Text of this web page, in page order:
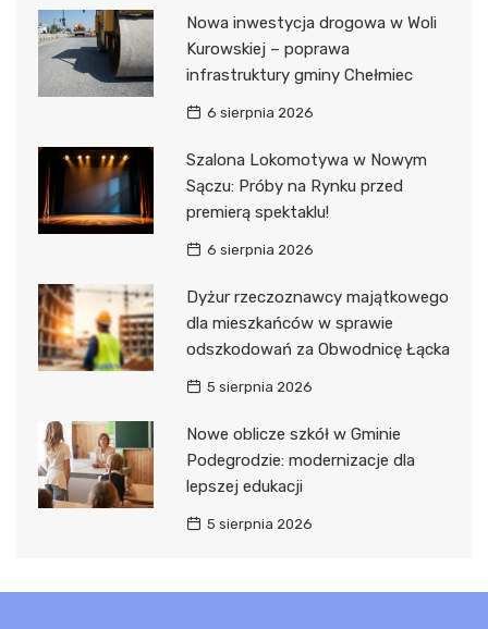
Nowa inwestycja drogowa w Woli
Kurowskiej – poprawa
infrastruktury gminy Chełmiec
6 sierpnia 2026
Szalona Lokomotywa w Nowym
Sączu: Próby na Rynku przed
premierą spektaklu!
6 sierpnia 2026
Dyżur rzeczoznawcy majątkowego
dla mieszkańców w sprawie
odszkodowań za Obwodnicę Łącka
5 sierpnia 2026
Nowe oblicze szkół w Gminie
Podegrodzie: modernizacje dla
lepszej edukacji
5 sierpnia 2026